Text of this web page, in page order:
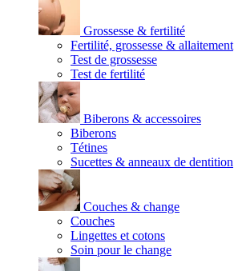
Grossesse & fertilité
Fertilité, grossesse & allaitement
Test de grossesse
Test de fertilité
Biberons & accessoires
Biberons
Tétines
Sucettes & anneaux de dentition
Couches & change
Couches
Lingettes et cotons
Soin pour le change